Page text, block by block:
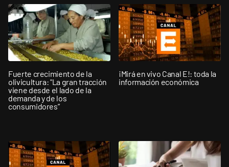
Fuerte crecimiento de la
olivicultura: "La gran tracción
viene desde el lado de la
demanda y de los
consumidores”
¡Mirá en vivo Canal E!: toda la
información económica